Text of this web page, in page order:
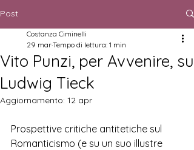
Post
Vito Punzi, per Avvenire, su
Ludwig Tieck
Costanza Ciminelli
29 marTempo di lettura: 1 min
Aggiornamento: 12 apr
Prospettive critiche antitetiche sul
Romanticismo (e su un suo illustre